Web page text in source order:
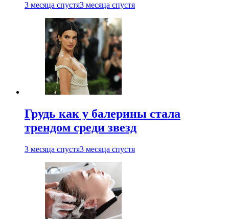
3 месяца спустя3 месяца спустя
Грудь как у балерины стала
трендом среди звезд
3 месяца спустя3 месяца спустя